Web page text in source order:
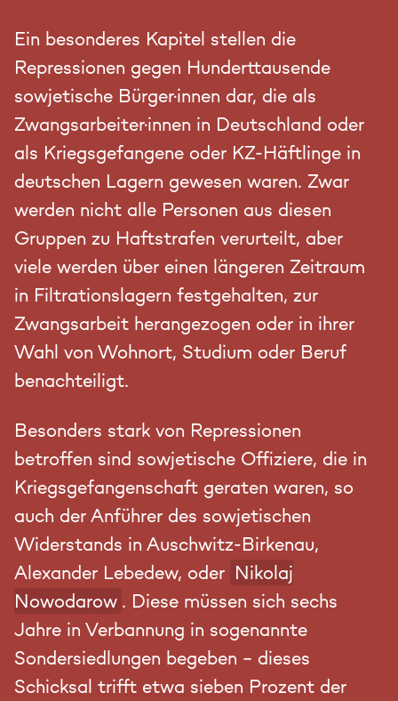
Ein besonderes Kapitel stellen die
Repressionen gegen Hunderttausende
sowjetische Bürger·innen dar, die als
Zwangsarbeiter·innen in Deutschland oder
als Kriegsgefangene oder KZ-Häftlinge in
deutschen Lagern gewesen waren. Zwar
werden nicht alle Personen aus diesen
Gruppen zu Haftstrafen verurteilt, aber
viele werden über einen längeren Zeitraum
in Filtrationslagern festgehalten, zur
Zwangsarbeit herangezogen oder in ihrer
Wahl von Wohnort, Studium oder Beruf
benachteiligt.
Besonders stark von Repressionen
betroffen sind sowjetische Offiziere, die in
Kriegsgefangenschaft geraten waren, so
auch der Anführer des sowjetischen
Widerstands in Auschwitz-Birkenau,
Alexander Lebedew, oder Nikolaj
Nowodarow . Diese müssen sich sechs
Jahre in Verbannung in sogenannte
Sondersiedlungen begeben – dieses
Schicksal trifft etwa sieben Prozent der